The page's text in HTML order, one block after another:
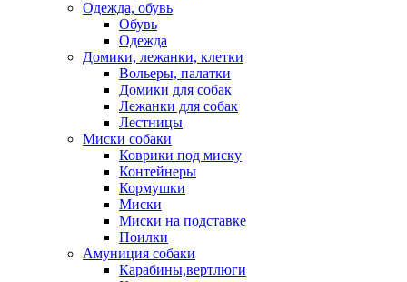
Одежда, обувь
Обувь
Одежда
Домики, лежанки, клетки
Вольеры, палатки
Домики для собак
Лежанки для собак
Лестницы
Миски собаки
Коврики под миску
Контейнеры
Кормушки
Миски
Миски на подставке
Поилки
Амуниция собаки
Карабины,вертлюги